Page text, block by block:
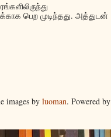
பெற முடிந்தது. அத்துடன்
images by luoman. Powered by